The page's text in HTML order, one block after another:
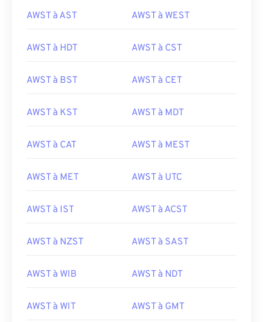
AWST à AST AWST à WEST
AWST à HDT AWST à CST
AWST à BST AWST à CET
AWST à KST AWST à MDT
AWST à CAT AWST à MEST
AWST à MET AWST à UTC
AWST à IST AWST à ACST
AWST à NZST AWST à SAST
AWST à WIB AWST à NDT
AWST à WIT AWST à GMT